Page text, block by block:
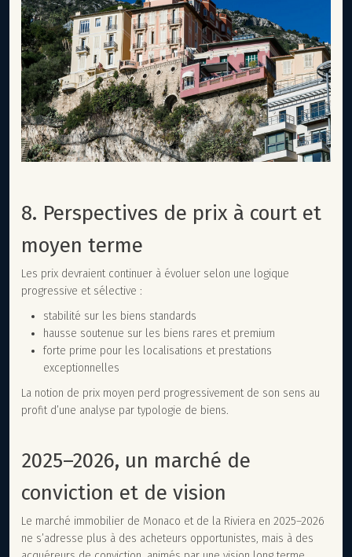
8. Perspectives de prix à court et
moyen terme
Les prix devraient continuer à évoluer selon une logique
progressive et sélective :
stabilité sur les biens standards
hausse soutenue sur les biens rares et premium
forte prime pour les localisations et prestations
exceptionnelles
La notion de prix moyen perd progressivement de son sens au
profit d’une analyse par typologie de biens.
2025–2026, un marché de
conviction et de vision
Le marché immobilier de Monaco et de la Riviera en 2025–2026
ne s’adresse plus à des acheteurs opportunistes, mais à des